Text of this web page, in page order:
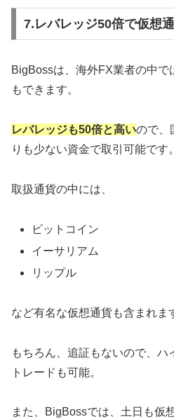
7.レバレッジ50倍で仮想
BigBossは、海外FX業者の中で
もできます。
レバレッジも50倍と高いので、
りも少ない資金で取引可能です。
取扱通貨の中には、
ビットコイン
イーサリアム
リップル
など有名な仮想通貨も含まれま
もちろん、追証もないので、ハ
トレードも可能。
また、BigBossでは、土日も仮